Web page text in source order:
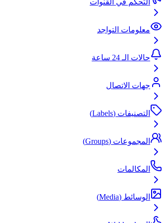
معلومات التواجد
حالات الـ 24 ساعة
جهات الاتصال
التصنيفات (Labels)
المجموعات (Groups)
المكالمات
الوسائط (Media)